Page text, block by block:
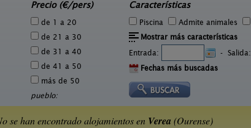
Precio (€/pers)
de 1 a 20
de 21 a 30
de 31 a 40
de 41 a 50
más de 50
pueblo:
Características
Piscina Admite animales
Mostrar más características
Entrada:
- Salida:
Fechas más buscadas
se han encontrado alojamientos en Verea (Ourense)